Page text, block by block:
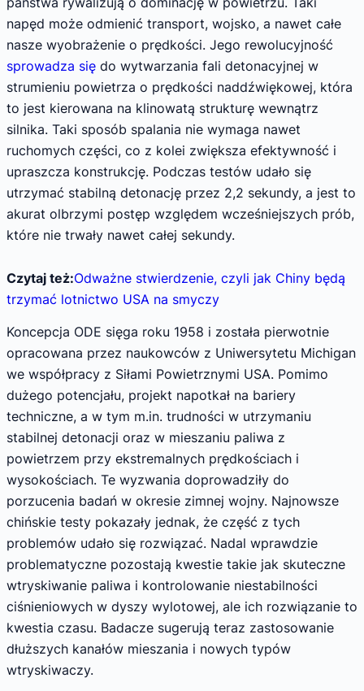
napęd może odmienić transport, wojsko, a nawet całe
nasze wyobrażenie o prędkości. Jego rewolucyjność
sprowadza się do wytwarzania fali detonacyjnej w
strumieniu powietrza o prędkości naddźwiękowej, która
to jest kierowana na klinowatą strukturę wewnątrz
silnika. Taki sposób spalania nie wymaga nawet
ruchomych części, co z kolei zwiększa efektywność i
upraszcza konstrukcję. Podczas testów udało się
utrzymać stabilną detonację przez 2,2 sekundy, a jest to
akurat olbrzymi postęp względem wcześniejszych prób,
które nie trwały nawet całej sekundy.
Czytaj też:Odważne stwierdzenie, czyli jak Chiny będą
trzymać lotnictwo USA na smyczy
Koncepcja ODE sięga roku 1958 i została pierwotnie
opracowana przez naukowców z Uniwersytetu Michigan
we współpracy z Siłami Powietrznymi USA. Pomimo
dużego potencjału, projekt napotkał na bariery
techniczne, a w tym m.in. trudności w utrzymaniu
stabilnej detonacji oraz w mieszaniu paliwa z
powietrzem przy ekstremalnych prędkościach i
wysokościach. Te wyzwania doprowadziły do
porzucenia badań w okresie zimnej wojny. Najnowsze
chińskie testy pokazały jednak, że część z tych
problemów udało się rozwiązać. Nadal wprawdzie
problematyczne pozostają kwestie takie jak skuteczne
wtryskiwanie paliwa i kontrolowanie niestabilności
ciśnieniowych w dyszy wylotowej, ale ich rozwiązanie to
kwestia czasu. Badacze sugerują teraz zastosowanie
dłuższych kanałów mieszania i nowych typów
wtryskiwaczy.